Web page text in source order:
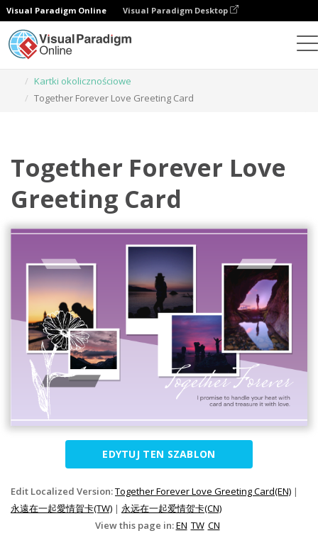
Visual Paradigm Online Visual Paradigm Desktop
Kartki okolicznościowe
Together Forever Love Greeting Card
Together Forever Love
Greeting Card
EDYTUJ TEN SZABLON
Edit Localized Version:Together Forever Love Greeting Card(EN) |
永遠在一起愛情賀卡(TW) | 永远在一起爱情贺卡(CN)
View this page in:EN TW CN